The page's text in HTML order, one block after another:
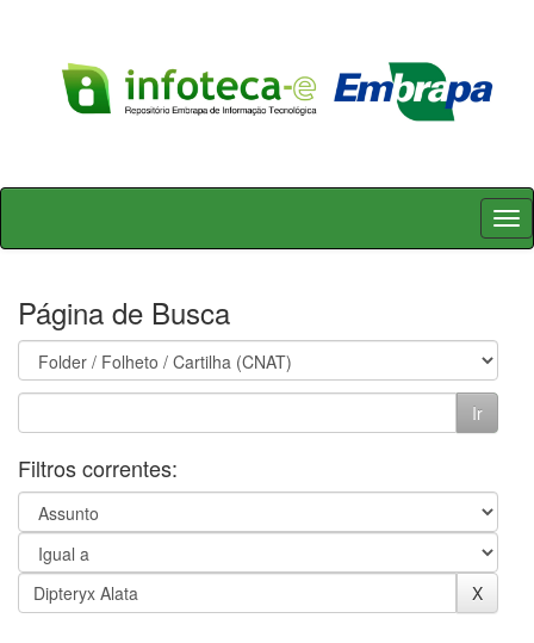
Skip
Página de Busca
Filtros correntes: